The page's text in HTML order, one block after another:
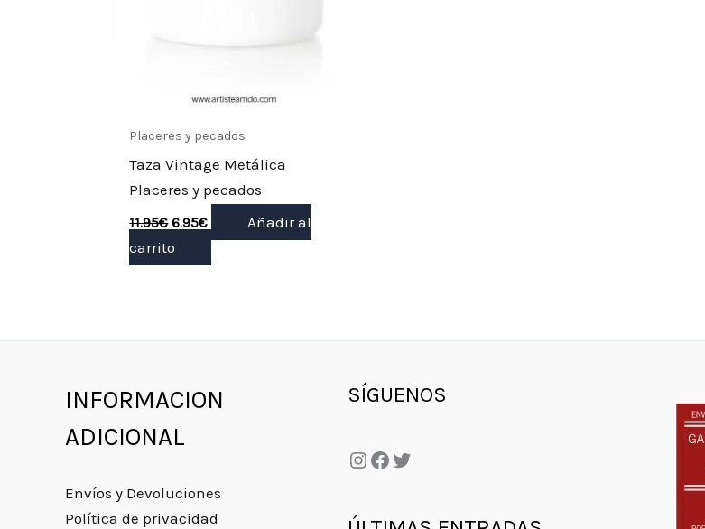
Placeres y pecados
Taza Vintage Metálica
Placeres y pecados
11.95€ 6.95€
Añadir al
carrito
INFORMACION
ADICIONAL
Envíos y Devoluciones
Política de privacidad
SÍGUENOS
Instagram